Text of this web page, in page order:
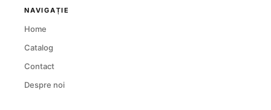
NAVIGAȚIE
Home
Catalog
Contact
Despre noi